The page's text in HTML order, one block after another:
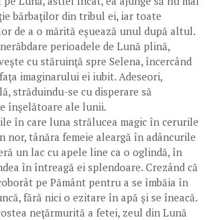
bărbaţilor din tribul ei, iar toate
de a o mărită eşuează unul după altul.
perioadele de Lună plină,
cu stăruinţă spre Selena, încercând
imaginarului ei iubit. Adeseori,
străduindu-se cu disperare să
înşelătoare ale lunii.
în care luna strălucea magic în cerurile
nor, tânăra femeie aleargă în adâncurile
un lac cu apele line ca o oglindă, în
în întreagă ei splendoare. Crezând că
pe Pământ pentru a se îmbăia în
fără nici o ezitare în apă şi se îneacă.
neţărmurită a fetei, zeul din Lună